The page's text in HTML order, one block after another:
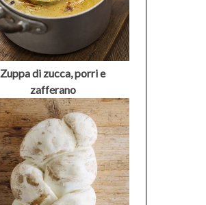
Zuppa di zucca, porri e
zafferano